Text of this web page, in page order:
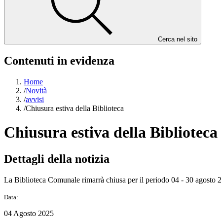
Cerca nel sito
Contenuti in evidenza
Home
/Novità
/avvisi
/Chiusura estiva della Biblioteca
Chiusura estiva della Biblioteca
Dettagli della notizia
La Biblioteca Comunale rimarrà chiusa per il periodo 04 - 30 agosto
Data:
04 Agosto 2025